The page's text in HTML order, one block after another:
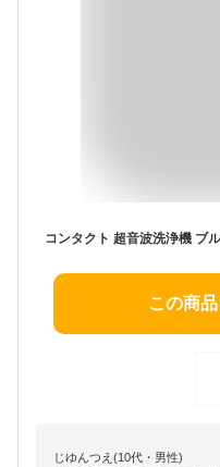
この商
じゆんつえ(10代・男性)